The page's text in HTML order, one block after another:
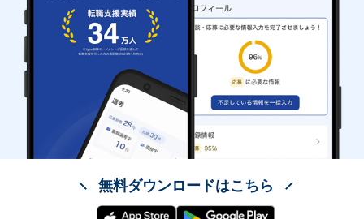
無料ダウンロードはこちら